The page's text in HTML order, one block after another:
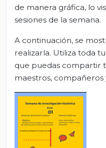
de manera gráfica, lo
sesiones de la semana.
A continuación, se
realizarla. Utiliza toda
que puedas compartir
maestros, compañeros